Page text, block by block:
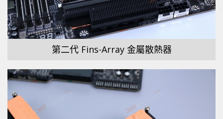
第二代 Fins-Array 金屬散熱器